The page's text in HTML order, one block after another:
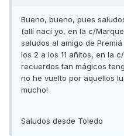
Bueno, bueno, pues
(allí nací yo, en la c/
saludos al amigo de
los 2 a los 11 añitos, en la
recuerdos tan mágicos
no he vuelto por aquellos
mucho!
Saludos desde Toledo